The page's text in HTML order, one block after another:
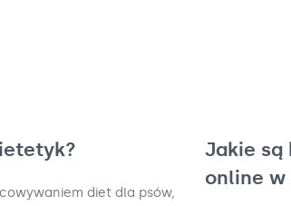
diet dla psów,
Jakie są
online w